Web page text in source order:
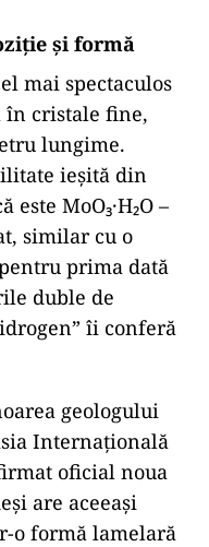
și formă
mai spectaculos
în cristale fine,
lungime.
ieșită din
MoO₃·H₂O –
similar cu o
prima dată
duble de
îi conferă
geologului
Internațională
oficial noua
are aceeași
o formă lamelară